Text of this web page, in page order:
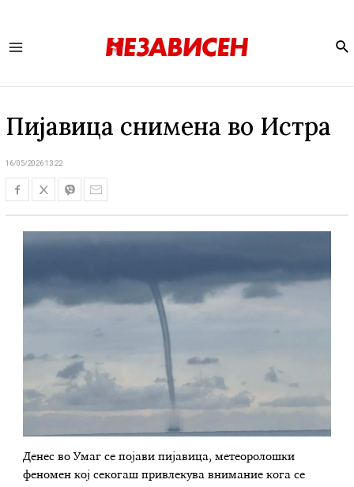
Пијавица снимена во Истра
16/05/2026 13:22
Денес во Умаг се појави пијавица, метеоролошки
феномен кој секогаш привлекува внимание кога се